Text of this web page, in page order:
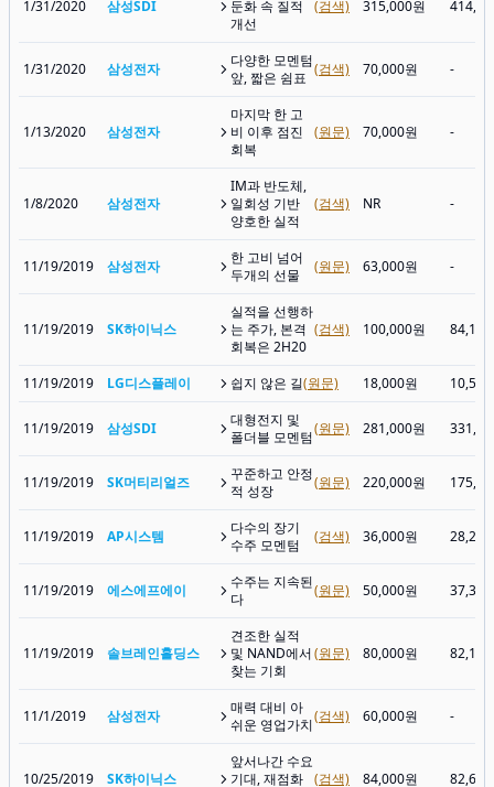
1/31/2020 삼성SDI
둔화 속 질적
개선
(검색) 315,000원
1/31/2020 삼성전자
다양한 모멘텀
앞, 짧은 쉼표 (검색) 70,000원 -
1/13/2020 삼성전자
마지막 한 고
비 이후 점진
회복
(원문) 70,000원 -
1/8/2020 삼성전자
IM과 반도체,
일회성 기반
양호한 실적
(검색) NR -
11/19/2019 삼성전자
한 고비 넘어
두개의 선물
(원문) 63,000원 -
11/19/2019 SK하이닉스
실적을 선행하
는 주가, 본격
회복은 2H20
(검색) 100,000원
11/19/2019 LG디스플레이 쉽지 않은 길(원문) 18,000원
11/19/2019 삼성SDI
대형전지 및
폴더블 모멘텀(원문) 281,000원
11/19/2019 SK머티리얼즈
꾸준하고 안정
적 성장
(원문) 220,000원
11/19/2019 AP시스템
다수의 장기
수주 모멘텀
(검색) 36,000원
11/19/2019 에스에프에이
수주는 지속된
다
(원문) 50,000원
11/19/2019 솔브레인홀딩스
견조한 실적
및 NAND에서
찾는 기회
(원문) 80,000원
11/1/2019 삼성전자
매력 대비 아
쉬운 영업가치(검색) 60,000원 -
10/25/2019 SK하이닉스
앞서나간 수요
기대, 재점화 (검색) 84,000원